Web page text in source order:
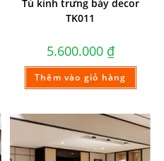
Tủ kính trưng bày decor
TK011
5.600.000 ₫
Thêm vào giỏ hàng